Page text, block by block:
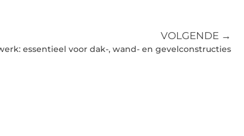
VOLGENDE →
essentieel voor dak-, wand- en gevelconstructies